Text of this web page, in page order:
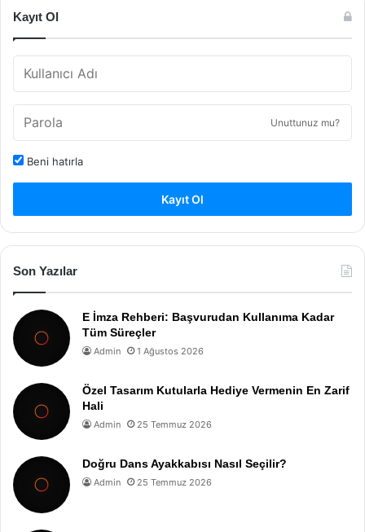
Kayıt Ol
Unuttunuz mu?
Beni hatırla
Kayıt Ol
Son Yazılar
E İmza Rehberi: Başvurudan Kullanıma Kadar
Tüm Süreçler
Admin 1 Ağustos 2026
Özel Tasarım Kutularla Hediye Vermenin En Zarif
Hali
Admin 25 Temmuz 2026
Doğru Dans Ayakkabısı Nasıl Seçilir?
Admin 25 Temmuz 2026